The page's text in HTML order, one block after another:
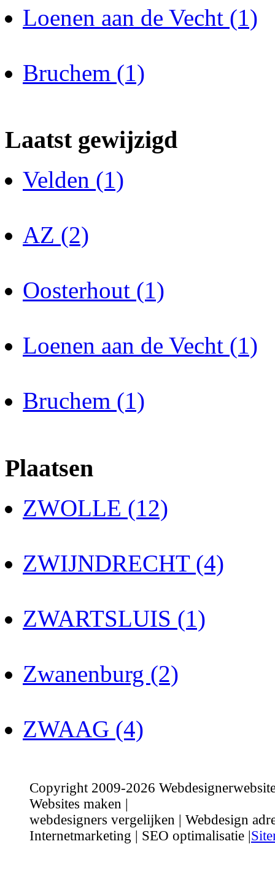
Loenen aan de Vecht (1)
Bruchem (1)
Laatst gewijzigd
Velden (1)
AZ (2)
Oosterhout (1)
Loenen aan de Vecht (1)
Bruchem (1)
Plaatsen
ZWOLLE (12)
ZWIJNDRECHT (4)
ZWARTSLUIS (1)
Zwanenburg (2)
ZWAAG (4)
Copyright 2009-2026
Websites maken |
webdesigners vergelijken | Webdesign
Internetmarketing | SEO optimalisatie |